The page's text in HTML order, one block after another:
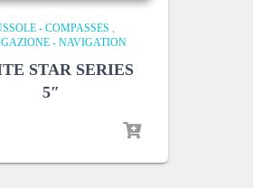
- COMPASSES ,
- NAVIGATION
STAR SERIES
5″